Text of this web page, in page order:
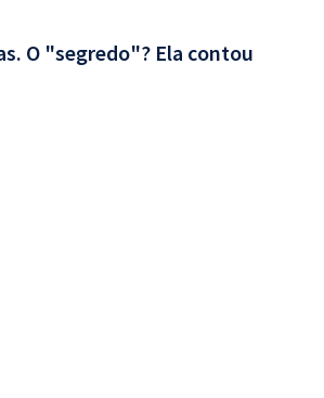
O "segredo"? Ela contou